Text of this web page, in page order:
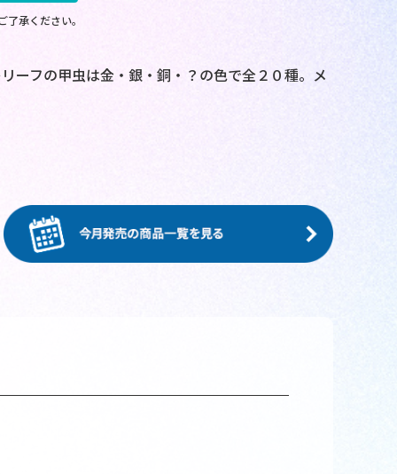
承ください。
ーフの甲虫は金・銀・銅・？の色で全２０種。メ